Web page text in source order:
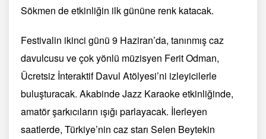
Sökmen de etkinliğin ilk gününe renk katacak.
Festivalin ikinci günü 9 Haziran’da, tanınmış caz
davulcusu ve çok yönlü müzisyen Ferit Odman,
Ücretsiz İnteraktif Davul Atölyesi’ni izleyicilerle
buluşturacak. Akabinde Jazz Karaoke etkinliğinde,
amatör şarkıcıların ışığı parlayacak. İlerleyen
saatlerde, Türkiye’nin caz starı Selen Beytekin